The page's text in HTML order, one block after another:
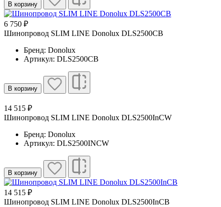
В корзину
6 750 ₽
Шинопровод SLIM LINE Donolux DLS2500CB
Бренд: Donolux
Артикул: DLS2500CB
В корзину
14 515 ₽
Шинопровод SLIM LINE Donolux DLS2500InCW
Бренд: Donolux
Артикул: DLS2500INCW
В корзину
14 515 ₽
Шинопровод SLIM LINE Donolux DLS2500InCB